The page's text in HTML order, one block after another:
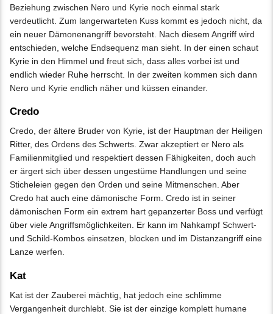
Beziehung zwischen Nero und Kyrie noch einmal stark
verdeutlicht. Zum langerwarteten Kuss kommt es jedoch nicht, da
ein neuer Dämonenangriff bevorsteht. Nach diesem Angriff wird
entschieden, welche Endsequenz man sieht. In der einen schaut
Kyrie in den Himmel und freut sich, dass alles vorbei ist und
endlich wieder Ruhe herrscht. In der zweiten kommen sich dann
Nero und Kyrie endlich näher und küssen einander.
Credo
Credo, der ältere Bruder von Kyrie, ist der Hauptman der Heiligen
Ritter, des Ordens des Schwerts. Zwar akzeptiert er Nero als
Familienmitglied und respektiert dessen Fähigkeiten, doch auch
er ärgert sich über dessen ungestüme Handlungen und seine
Sticheleien gegen den Orden und seine Mitmenschen. Aber
Credo hat auch eine dämonische Form. Credo ist in seiner
dämonischen Form ein extrem hart gepanzerter Boss und verfügt
über viele Angriffsmöglichkeiten. Er kann im Nahkampf Schwert-
und Schild-Kombos einsetzen, blocken und im Distanzangriff eine
Lanze werfen.
Kat
Kat ist der Zauberei mächtig, hat jedoch eine schlimme
Vergangenheit durchlebt. Sie ist der einzige komplett humane